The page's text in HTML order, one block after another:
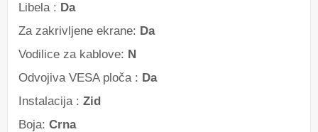
Libela : Da
Za zakrivljene ekrane: Da
Vodilice za kablove: N
Odvojiva VESA ploča : Da
Instalacija : Zid
Boja: Crna